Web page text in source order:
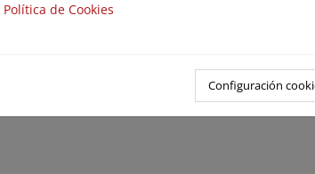
Política de Cookies
Configuración